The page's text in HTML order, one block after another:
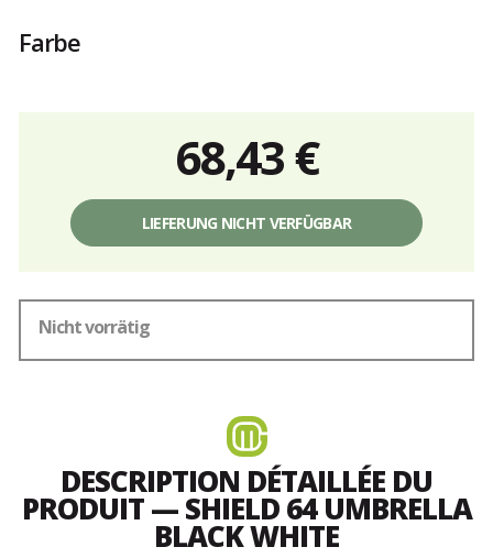
Farbe
68,43 €
Einzelpreis,
Gebühren
LIEFERUNG NICHT VERFÜGBAR
Nicht vorrätig
DESCRIPTION DÉTAILLÉE DU
PRODUIT — SHIELD 64 UMBRELLA
BLACK WHITE